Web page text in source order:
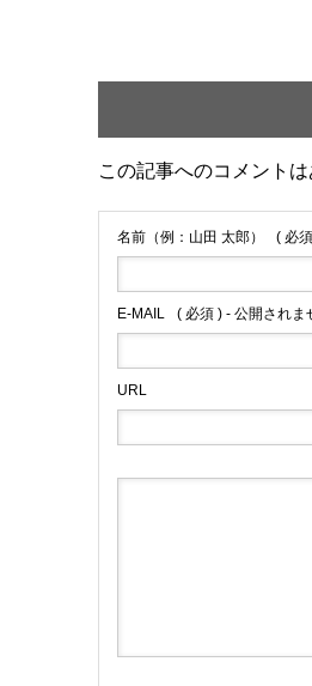
この記事へのコメントは
名前（例：山田 太郎） ( 必
E-MAIL ( 必須 ) - 公開されま
URL